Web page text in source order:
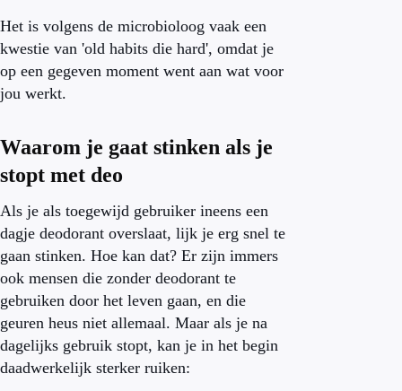
Het is volgens de microbioloog vaak een
kwestie van 'old habits die hard', omdat je
op een gegeven moment went aan wat voor
jou werkt.
Waarom je gaat stinken als je
stopt met deo
Als je als toegewijd gebruiker ineens een
dagje deodorant overslaat, lijk je erg snel te
gaan stinken. Hoe kan dat? Er zijn immers
ook mensen die zonder deodorant te
gebruiken door het leven gaan, en die
geuren heus niet allemaal. Maar als je na
dagelijks gebruik stopt, kan je in het begin
daadwerkelijk sterker ruiken: